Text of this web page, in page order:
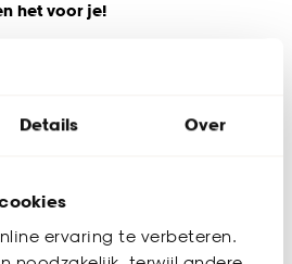
Details Over
ervaring te verbeteren.
het voor je!
raamdecoratie bij de rest van
eenvoudig welke
is. Zo ben je 100% zeker van de
worden binnen 2 à 3 werkdagen